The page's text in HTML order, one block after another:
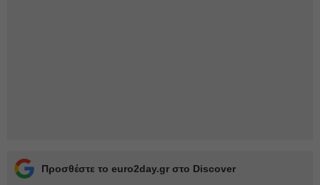
Προσθέστε το euro2day.gr στο Discover